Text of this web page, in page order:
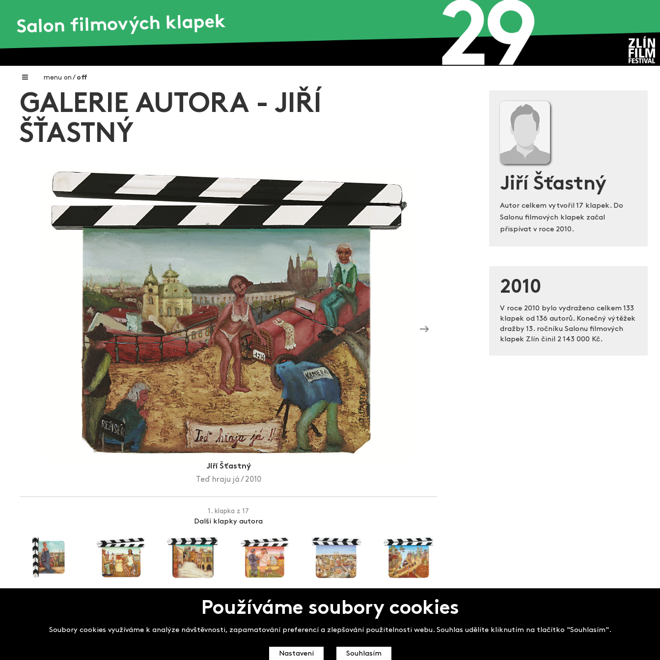
menu on / off
Home
Nadační fond FILMTALENT ZLÍN
Galerie filmových klapek
O projektu
Aktuální výstavy
Aukce filmových klapek
GALERIE AUTORA - JIŘÍ
ŠŤASTNÝ
Jiří Šťastný
Teď hraju já / 2010
1. klapka z 17
Další klapky autora
Jiří Šťastný
Autor celkem vytvořil 17 klapek. Do
Salonu filmových klapek začal
přispívat v roce 2010.
2010
V roce 2010 bylo vydraženo celkem 133
klapek od 136 autorů. Konečný výtěžek
dražby 13. ročníku Salonu filmových
klapek Zlín činil 2 143 000 Kč.
Salon filmových klapek
Používáme soubory cookies
Soubory cookies využíváme k analýze návštěvnosti, zapamatování preferencí a zlepšování použitelnosti webu. Souhlas udělíte kliknutím na tlačítko "Souhlasím".
Nastavení Souhlasím